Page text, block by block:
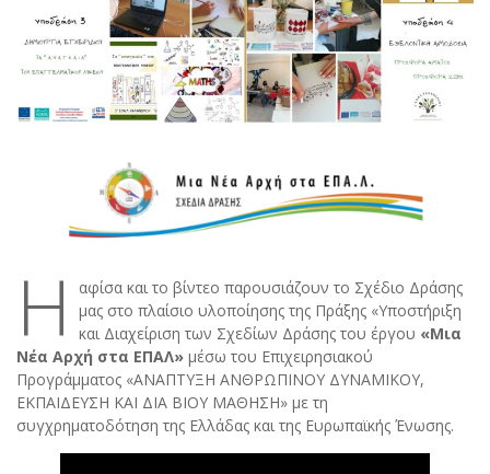
Η
αφίσα και το βίντεο παρουσιάζουν το Σχέδιο Δράσης
μας στο πλαίσιο υλοποίησης της Πράξης «Υποστήριξη
και Διαχείριση των Σχεδίων Δράσης του έργου «Μια
Νέα Αρχή στα ΕΠΑΛ» μέσω του Επιχειρησιακού
Προγράμματος «ΑΝΑΠΤΥΞΗ ΑΝΘΡΩΠΙΝΟΥ ΔΥΝΑΜΙΚΟΥ,
ΕΚΠΑΙΔΕΥΣΗ ΚΑΙ ΔΙΑ ΒΙΟΥ ΜΑΘΗΣΗ» με τη
συγχρηματοδότηση της Ελλάδας και της Ευρωπαϊκής Ένωσης.